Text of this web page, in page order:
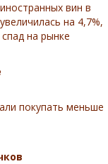
вин в
на 4,7%,
на рынке
покупать меньше